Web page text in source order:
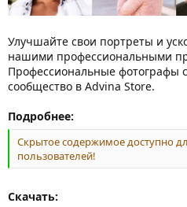
Улучшайте свои портреты и
нашими профессиональными
Профессиональные фотографы
сообщество в Advina Store.
Подробнее:
Скрытое содержимое доступно
пользователей!
Скачать: